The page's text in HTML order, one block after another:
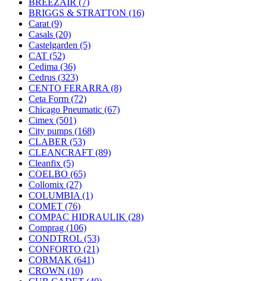
BREEZAIR (7)
BRIGGS & STRATTON (16)
Carat (9)
Casals (20)
Castelgarden (5)
CAT (52)
Cedima (36)
Cedrus (323)
CENTO FERARRA (8)
Ceta Form (72)
Chicago Pneumatic (67)
Cimex (501)
City pumps (168)
CLABER (53)
CLEANCRAFT (89)
Cleanfix (5)
COELBO (65)
Collomix (27)
COLUMBIA (1)
COMET (76)
COMPAC HIDRAULIK (28)
Comprag (106)
CONDTROL (53)
CONFORTO (21)
CORMAK (641)
CROWN (10)